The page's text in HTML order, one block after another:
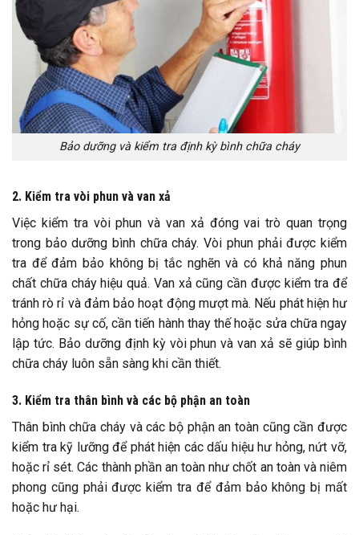
Bảo dưỡng và kiểm tra định kỳ bình chữa cháy
2. Kiểm tra vòi phun và van xả
Việc kiểm tra vòi phun và van xả đóng vai trò quan trọng
trong bảo dưỡng bình chữa cháy. Vòi phun phải được kiểm
tra để đảm bảo không bị tắc nghẽn và có khả năng phun
chất chữa cháy hiệu quả. Van xả cũng cần được kiểm tra để
tránh rò rỉ và đảm bảo hoạt động mượt mà. Nếu phát hiện hư
hỏng hoặc sự cố, cần tiến hành thay thế hoặc sửa chữa ngay
lập tức. Bảo dưỡng định kỳ vòi phun và van xả sẽ giúp bình
chữa cháy luôn sẵn sàng khi cần thiết.
3. Kiểm tra thân bình và các bộ phận an toàn
Thân bình chữa cháy và các bộ phận an toàn cũng cần được
kiểm tra kỹ lưỡng để phát hiện các dấu hiệu hư hỏng, nứt vỡ,
hoặc rỉ sét. Các thành phần an toàn như chốt an toàn và niêm
phong cũng phải được kiểm tra để đảm bảo không bị mất
hoặc hư hại.